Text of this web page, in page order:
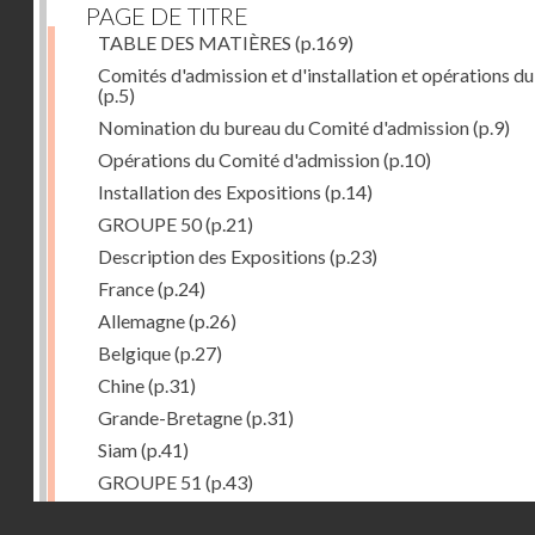
PAGE DE TITRE
TABLE DES MATIÈRES (p.169)
Comités d'admission et d'installation et opérations
(p.5)
Nomination du bureau du Comité d'admission(p.9)
Opérations du Comité d'admission(p.10)
Installation des Expositions (p.14)
GROUPE 50(p.21)
Description des Expositions (p.23)
France(p.24)
Allemagne(p.26)
Belgique(p.27)
Chine(p.31)
Grande-Bretagne(p.31)
Siam(p.41)
GROUPE 51 (p.43)